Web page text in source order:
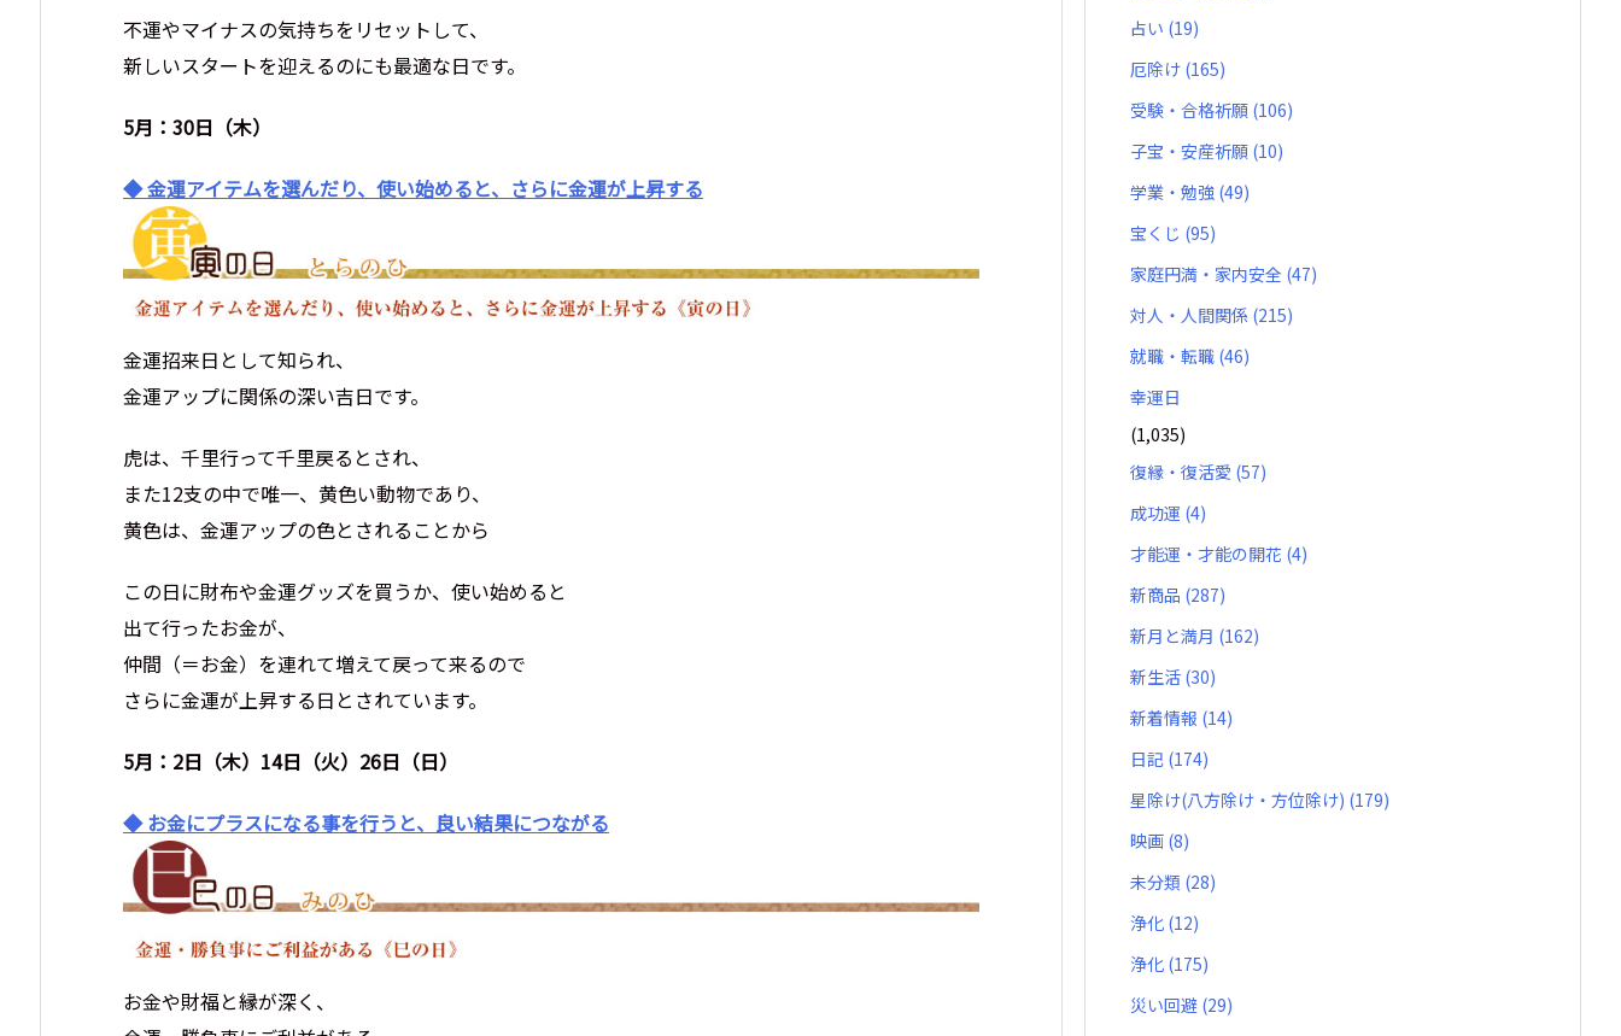
不運やマイナスの気持ちをリセットして、
新しいスタートを迎えるのにも最適な日です。
5月：30日（木）
◆ 金運アイテムを選んだり、使い始めると、さらに金運が上昇する
金運招来日として知られ、
金運アップに関係の深い吉日です。
虎は、千里行って千里戻るとされ、
また12支の中で唯一、黄色い動物であり、
黄色は、金運アップの色とされることから
この日に財布や金運グッズを買うか、使い始めると
出て行ったお金が、
仲間（＝お金）を連れて増えて戻って来るので
さらに金運が上昇する日とされています。
5月：2日（木）14日（火）26日（日）
◆ お金にプラスになる事を行うと、良い結果につながる
お金や財福と縁が深く、
占い (19)
厄除け (165)
受験・合格祈願 (106)
子宝・安産祈願 (10)
学業・勉強 (49)
宝くじ (95)
家庭円満・家内安全 (47)
対人・人間関係 (215)
就職・転職 (46)
幸運日
(1,035)
復縁・復活愛 (57)
成功運 (4)
才能運・才能の開花 (4)
新商品 (287)
新月と満月 (162)
新生活 (30)
新着情報 (14)
日記 (174)
星除け(八方除け・方位除け) (179)
映画 (8)
未分類 (28)
浄化 (12)
浄化 (175)
災い回避 (29)